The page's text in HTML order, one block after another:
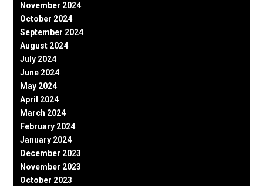
November 2024
October 2024
September 2024
August 2024
July 2024
June 2024
May 2024
April 2024
March 2024
February 2024
January 2024
December 2023
November 2023
October 2023